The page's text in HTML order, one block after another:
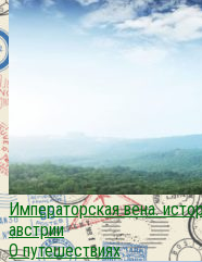
Императорская вена.
австрии
О путешествиях